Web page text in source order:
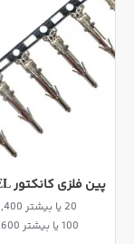
پین فلزی کانکتور EL نری
20 یا بیشتر 32,400ریال
100 یا بیشتر 29,600ریال